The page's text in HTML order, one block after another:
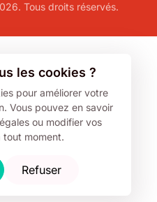
Tous droits réservés.
les cookies ?
pour améliorer votre
Vous pouvez en savoir
ou modifier vos
tout moment.
Refuser